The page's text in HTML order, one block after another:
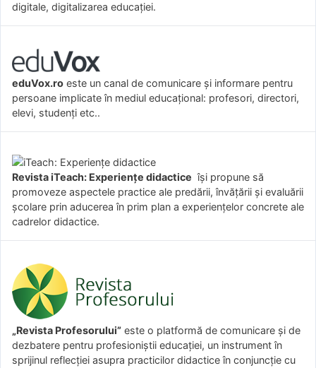
digitale, digitalizarea educației.
eduVox.ro este un canal de comunicare și informare pentru
persoane implicate în mediul educațional: profesori, directori,
elevi, studenți etc..
Revista iTeach: Experienţe didactice îşi propune să
promoveze aspectele practice ale predării, învăţării şi evaluării
şcolare prin aducerea în prim plan a experienţelor concrete ale
cadrelor didactice.
„Revista Profesorului” este o platformă de comunicare și de
dezbatere pentru profesioniștii educației, un instrument în
sprijinul reflecției asupra practicilor didactice în conjuncție cu